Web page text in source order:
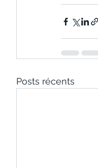
Posts récents